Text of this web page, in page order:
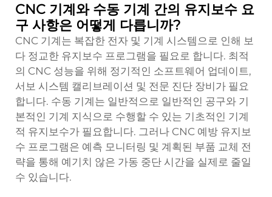
CNC 기계와 수동 기계 간의 유지보수 요
구 사항은 어떻게 다릅니까?
CNC 기계는 복잡한 전자 및 기계 시스템으로 인해 보
다 정교한 유지보수 프로그램을 필요로 합니다. 최적
의 CNC 성능을 위해 정기적인 소프트웨어 업데이트,
서보 시스템 캘리브레이션 및 전문 진단 장비가 필요
합니다. 수동 기계는 일반적으로 일반적인 공구와 기
본적인 기계 지식으로 수행할 수 있는 기초적인 기계
적 유지보수가 필요합니다. 그러나 CNC 예방 유지보
수 프로그램은 예측 모니터링 및 계획된 부품 교체 전
략을 통해 예기치 않은 가동 중단 시간을 실제로 줄일
수 있습니다.